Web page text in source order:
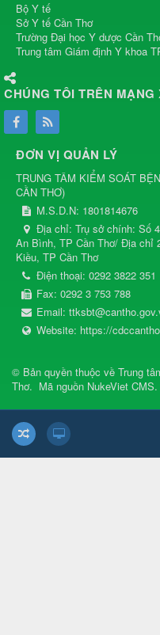
Bộ Y tế
Sở Y tế Cần Thơ
Trường Đại học Y dược Cần
Trung tâm Giám định Y khoa
CHÚNG TÔI TRÊN MẠNG
ĐƠN VỊ QUẢN LÝ
TRUNG TÂM KIỂM SOÁT
CẦN THƠ)
M.S.D.N: 1801814676
Địa chỉ: Trụ sở chính: Số
An Bình, TP Cần Thơ/ Địa chỉ
Kiều, TP Cần Thơ
Điện thoại: 0292 3822 351
Fax: 0292 3 753 788
Email:
Website: https://
© Bản quyền thuộc về Trung
Thơ. Mã nguồn NukeViet CMS.